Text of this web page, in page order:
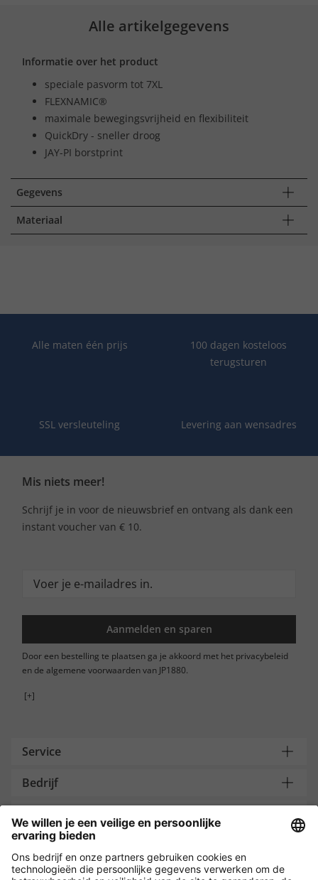
Alle artikelgegevens
Informatie over het product
speciale pasvorm tot 7XL
FLEXNAMIC®
maximale bewegingsvrijheid en flexibiliteit
QuickDry - sneller droog
JAY-PI borstprint
Gegevens
Materiaal
Alle maten één prijs
100 dagen kosteloos
terugsturen
SSL versleuteling Levering aan wensadres
Mis niets meer!
Schrijf je in voor de nieuwsbrief en ontvang als dank een
instant voucher van € 10.
Aanmelden en sparen
Door een bestelling te plaatsen ga je akkoord met het privacybeleid
en de algemene voorwaarden van JP1880.
[+]
Service
Bedrijf
Payment and Delivery